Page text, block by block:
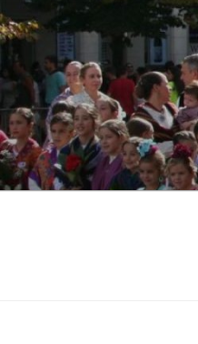
Saltar
al
contenido